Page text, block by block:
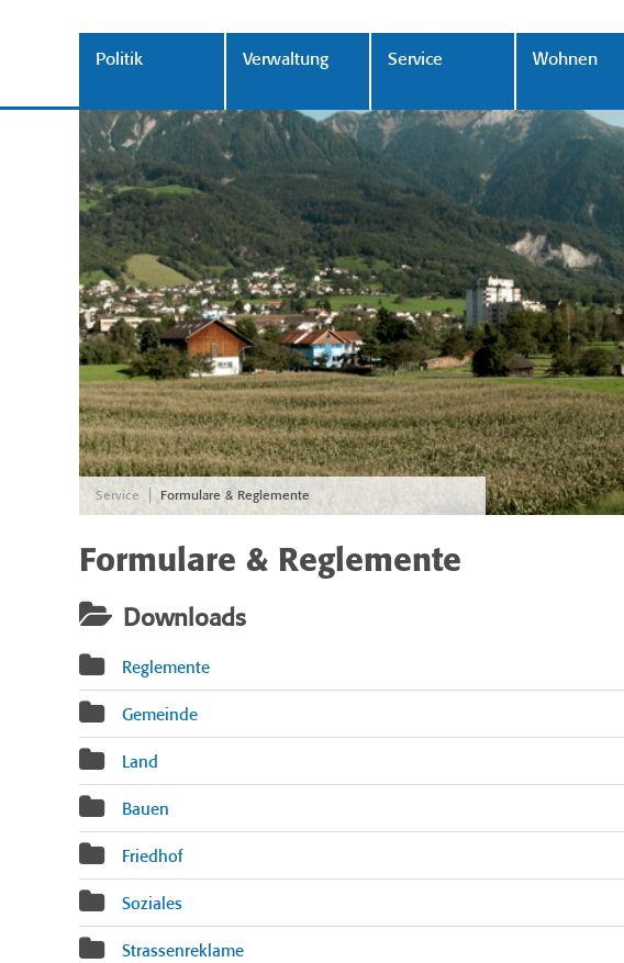
Politik Verwaltung Service Wohnen
Service Formulare & Reglemente
Formulare & Reglemente
Downloads
Reglemente
Gemeinde
Land
Bauen
Friedhof
Soziales
Strassenreklame